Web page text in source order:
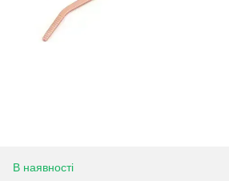
В наявності